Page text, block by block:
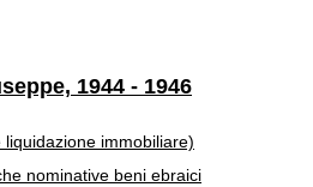
1944 - 1946
immobiliare)
nominative beni ebraici